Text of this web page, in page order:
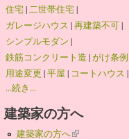
住宅|二世帯住宅|
ガレージハウス |再建築不可|
シンプルモダン |
鉄筋コンクリート造 |がけ条例
用途変更 |平屋 | コートハウス |
...続き...
建築家の方へ
建築家の方へ(link is external)